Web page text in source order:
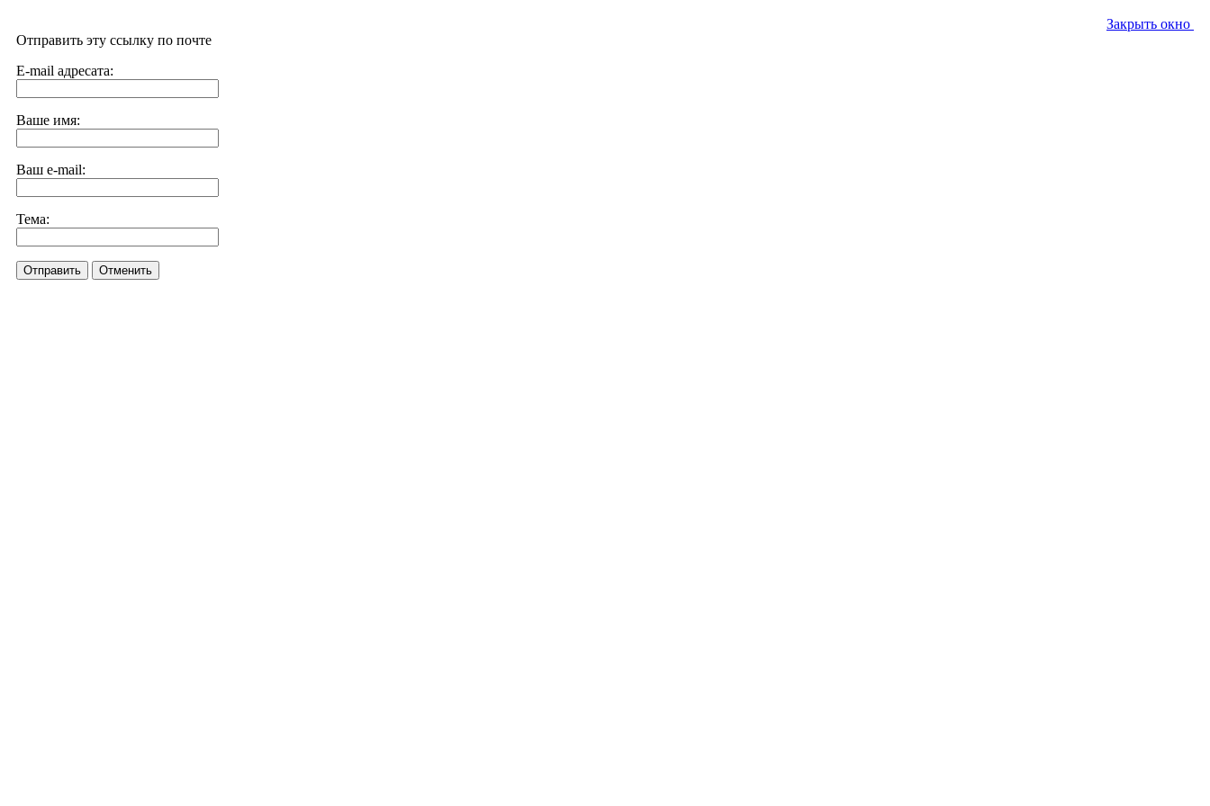
Закрыть окно
Отправить эту ссылку по почте
E-mail адресата:
Ваше имя:
Ваш e-mail:
Тема:
Отправить Отменить